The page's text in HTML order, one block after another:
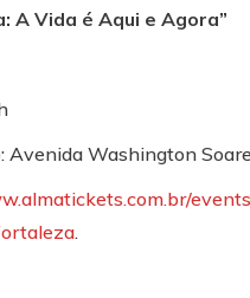
A Vida é Aqui e Agora”
Avenida Washington
.